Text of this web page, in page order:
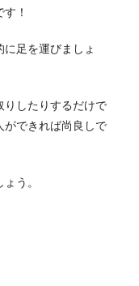
す！
足を運びましょ
りしたりするだけで
ができれば尚良しで
う。